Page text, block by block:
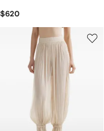
$620